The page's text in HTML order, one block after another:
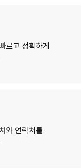
르고 정확하게
와 연락처를